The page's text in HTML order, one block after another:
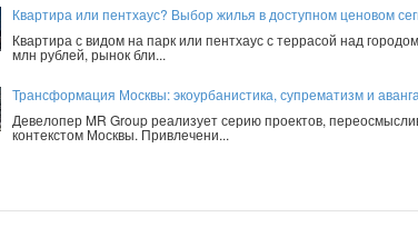
Квартира или пентхаус? Выбор жилья в доступном ценовом
Квартира с видом на парк или пентхаус с террасой над
млн рублей, рынок бли...
Трансформация Москвы: экоурбанистика, супрематизм и
Девелопер MR Group реализует серию проектов,
контекстом Москвы. Привлечени...